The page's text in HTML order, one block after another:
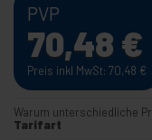
PVP
70,48 €
Preis inkl MwSt: 70,48 €
Warum unterschiedliche
Tarifart